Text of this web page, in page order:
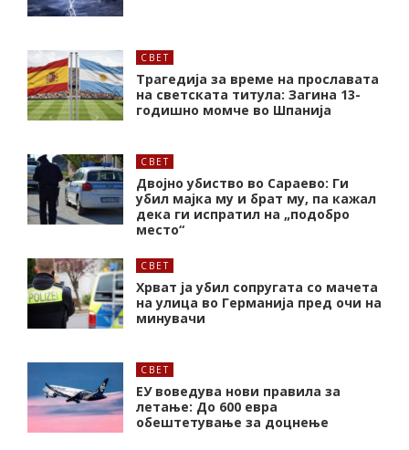
СВЕТ
Трагедија за време на прославата
на светската титула: Загина 13-
годишно момче во Шпанија
СВЕТ
Двојно убиство во Сараево: Ги
убил мајка му и брат му, па кажал
дека ги испратил на „подобро
место“
СВЕТ
Хрват ја убил сопругата со мачета
на улица во Германија пред очи на
минувачи
СВЕТ
ЕУ воведува нови правила за
летање: До 600 евра
обештетување за доцнење